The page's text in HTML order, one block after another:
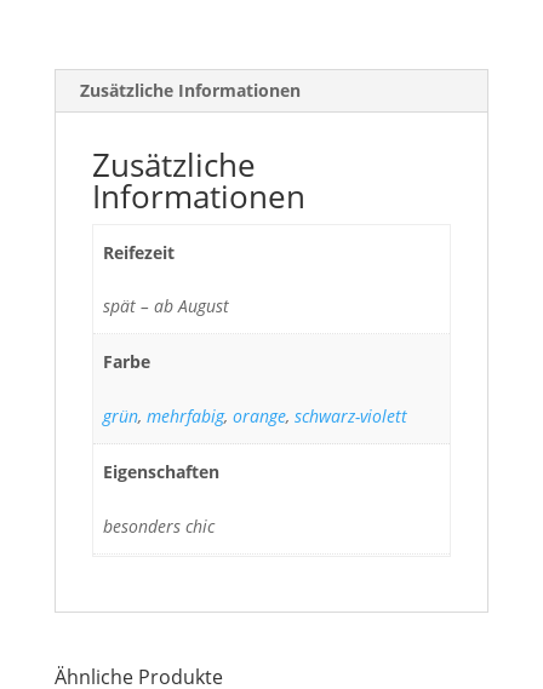
Zusätzliche Informationen
Zusätzliche
Informationen
Reifezeit
spät – ab August
Farbe
grün, mehrfabig, orange, schwarz-violett
Eigenschaften
besonders chic
Ähnliche Produkte